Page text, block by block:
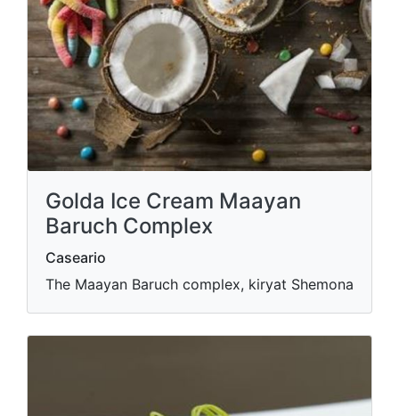
Golda Ice Cream Maayan
Baruch Complex
Caseario
The Maayan Baruch complex, kiryat Shemona